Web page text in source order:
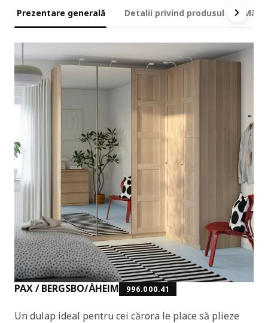
Prezentare generală Detalii privind produsul
PAX / BERGSBO/ÅHEIM 996.000.41
Un dulap ideal pentru cei cărora le place să plieze